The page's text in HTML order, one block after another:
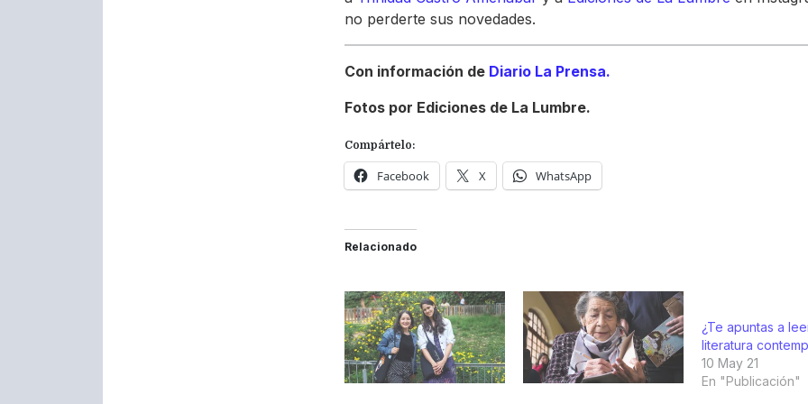
no perderte sus novedades.
Con información de Diario La Prensa.
Fotos por Ediciones de La Lumbre.
Compártelo:
Facebook X WhatsApp
Relacionado
¿Te apuntas a
literatura
10 May 21
En "Publicación"